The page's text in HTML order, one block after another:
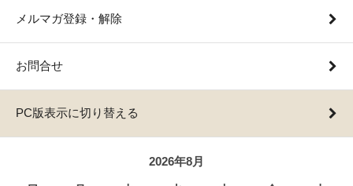
メルマガ登録・解除
お問合せ
PC版表示に切り替える
2026年8月